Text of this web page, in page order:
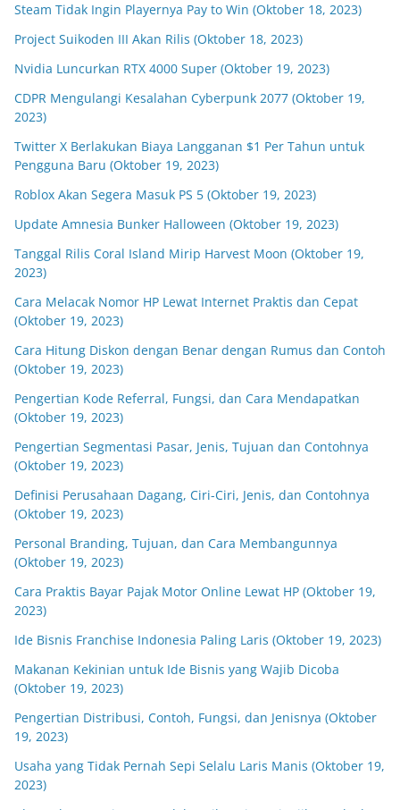
Steam Tidak Ingin Playernya Pay to Win (Oktober 18, 2023)
Project Suikoden III Akan Rilis (Oktober 18, 2023)
Nvidia Luncurkan RTX 4000 Super (Oktober 19, 2023)
CDPR Mengulangi Kesalahan Cyberpunk 2077 (Oktober 19,
2023)
Twitter X Berlakukan Biaya Langganan $1 Per Tahun untuk
Pengguna Baru (Oktober 19, 2023)
Roblox Akan Segera Masuk PS 5 (Oktober 19, 2023)
Update Amnesia Bunker Halloween (Oktober 19, 2023)
Tanggal Rilis Coral Island Mirip Harvest Moon (Oktober 19,
2023)
Cara Melacak Nomor HP Lewat Internet Praktis dan Cepat
(Oktober 19, 2023)
Cara Hitung Diskon dengan Benar dengan Rumus dan Contoh
(Oktober 19, 2023)
Pengertian Kode Referral, Fungsi, dan Cara Mendapatkan
(Oktober 19, 2023)
Pengertian Segmentasi Pasar, Jenis, Tujuan dan Contohnya
(Oktober 19, 2023)
Definisi Perusahaan Dagang, Ciri-Ciri, Jenis, dan Contohnya
(Oktober 19, 2023)
Personal Branding, Tujuan, dan Cara Membangunnya
(Oktober 19, 2023)
Cara Praktis Bayar Pajak Motor Online Lewat HP (Oktober 19,
2023)
Ide Bisnis Franchise Indonesia Paling Laris (Oktober 19, 2023)
Makanan Kekinian untuk Ide Bisnis yang Wajib Dicoba
(Oktober 19, 2023)
Pengertian Distribusi, Contoh, Fungsi, dan Jenisnya (Oktober
19, 2023)
Usaha yang Tidak Pernah Sepi Selalu Laris Manis (Oktober 19,
2023)